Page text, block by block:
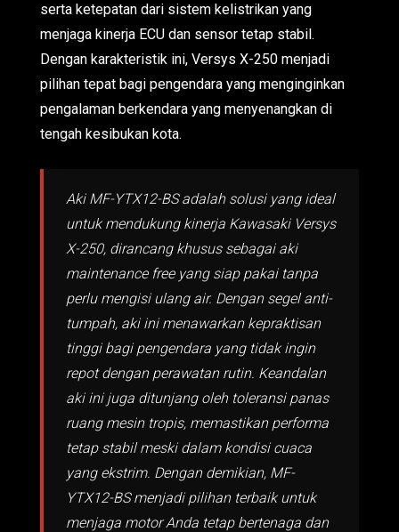
serta ketepatan dari sistem kelistrikan yang
menjaga kinerja ECU dan sensor tetap stabil.
Dengan karakteristik ini, Versys X-250 menjadi
pilihan tepat bagi pengendara yang menginginkan
pengalaman berkendara yang menyenangkan di
tengah kesibukan kota.
Aki MF-YTX12-BS adalah solusi yang ideal
untuk mendukung kinerja Kawasaki Versys
X-250, dirancang khusus sebagai aki
maintenance free yang siap pakai tanpa
perlu mengisi ulang air. Dengan segel anti-
tumpah, aki ini menawarkan kepraktisan
tinggi bagi pengendara yang tidak ingin
repot dengan perawatan rutin. Keandalan
aki ini juga ditunjang oleh toleransi panas
ruang mesin tropis, memastikan performa
tetap stabil meski dalam kondisi cuaca
yang ekstrim. Dengan demikian, MF-
YTX12-BS menjadi pilihan terbaik untuk
menjaga motor Anda tetap bertenaga dan